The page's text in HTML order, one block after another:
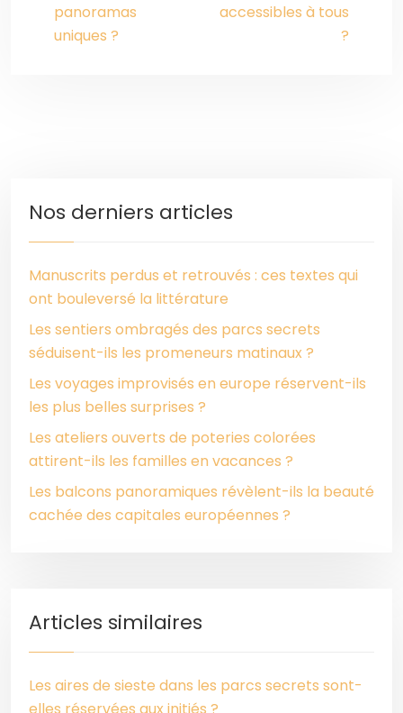
panoramas
uniques ?
accessibles à tous
?
Nos derniers articles
Manuscrits perdus et retrouvés : ces textes qui
ont bouleversé la littérature
Les sentiers ombragés des parcs secrets
séduisent-ils les promeneurs matinaux ?
Les voyages improvisés en europe réservent-ils
les plus belles surprises ?
Les ateliers ouverts de poteries colorées
attirent-ils les familles en vacances ?
Les balcons panoramiques révèlent-ils la beauté
cachée des capitales européennes ?
Articles similaires
Les aires de sieste dans les parcs secrets sont-
elles réservées aux initiés ?